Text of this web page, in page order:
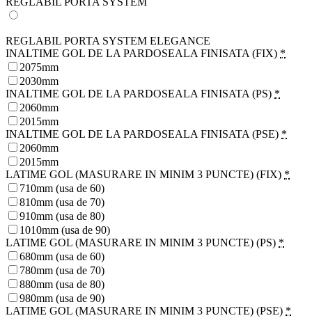
REGLABIL PORTA SYSTEM ELEGANCE
INALTIME GOL DE LA PARDOSEALA FINISATA (FIX) *
2075mm
2030mm
INALTIME GOL DE LA PARDOSEALA FINISATA (PS) *
2060mm
2015mm
INALTIME GOL DE LA PARDOSEALA FINISATA (PSE) *
2060mm
2015mm
LATIME GOL (MASURARE IN MINIM 3 PUNCTE) (FIX) *
710mm (usa de 60)
810mm (usa de 70)
910mm (usa de 80)
1010mm (usa de 90)
LATIME GOL (MASURARE IN MINIM 3 PUNCTE) (PS) *
680mm (usa de 60)
780mm (usa de 70)
880mm (usa de 80)
980mm (usa de 90)
LATIME GOL (MASURARE IN MINIM 3 PUNCTE) (PSE) *